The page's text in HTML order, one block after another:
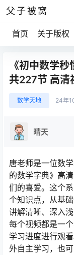
父子被窝
首页 关于版权
《初中数学
共227节 高清
数学天地 24年
晴天
唐老师是一位数
的数学字典》高
们的喜爱。这个
个知识点，从基
讲解清晰、深入
每个视频都是一
学习进度进行观
外自主学习，也